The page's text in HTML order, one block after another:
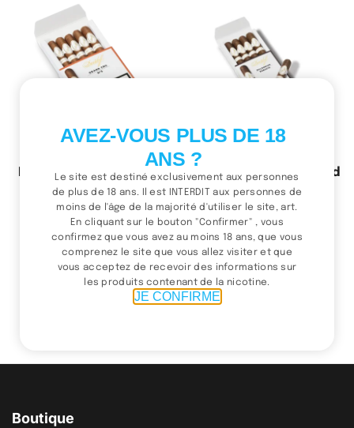
Davidoff Grand Cru No. 5
د.م.210.00
Ajouter au panier
Davidoff Millennium Blend
Robusto
د.م.370.00
Ajouter au panier
(1 / 4)
Boutique
AVEZ-VOUS PLUS DE 18
ANS ?
Le site est destiné exclusivement aux personnes
de plus de 18 ans. Il est INTERDIT aux personnes de
moins de l'âge de la majorité d'utiliser le site, art.
En cliquant sur le bouton "Confirmer" , vous
confirmez que vous avez au moins 18 ans, que vous
comprenez le site que vous allez visiter et que
vous acceptez de recevoir des informations sur
les produits contenant de la nicotine.
JE CONFIRME